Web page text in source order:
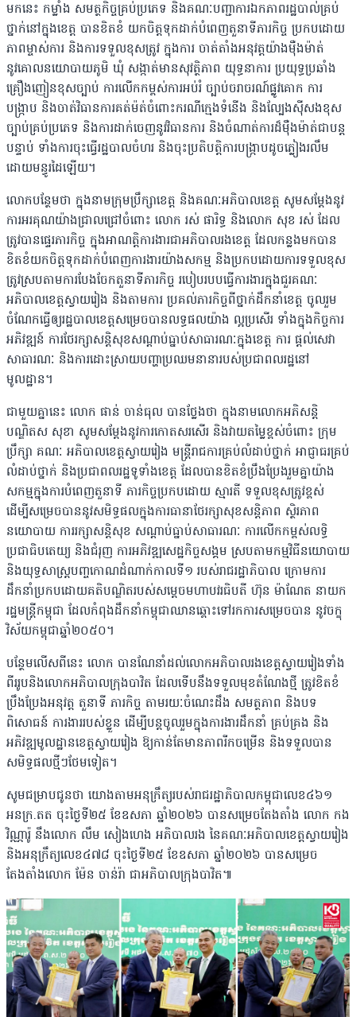
មកនេះ កម្លាំង សមត្ថកិច្ចគ្រប់ប្រភេទ និងគណៈបញ្ជាការឯកភាពរដ្ឋបាល់គ្រប់
ថ្នាក់នៅក្នុងខេត្ត បានខិតខំ យកចិត្តទុកដាក់បំពេញតួនាទីភារកិច្ច ប្រកបដោយ
ភាពម្ចាស់ការ និងការទទួលខុសត្រូវ ក្នុងការ ចាត់តាំងអនុវត្តយ៉ាងម៉ឺងម៉ាត់
នូវគោលនយោបាយភូមិ ឃុំ សង្កាត់មានសុវត្ថិភាព យុទ្ធនាការ ប្រយុទ្ធប្រឆាំង
គ្រឿងញៀនខុសច្បាប់ ការលើកកម្ពស់ការអប់រំ ច្បាប់ចរាចរណ៍ផ្លូវគោក ការ
បង្ក្រាប និងចាត់វិធានការគត់ម៉ត់ចំពោះករណីក្មេងទំនើង និងល្បែងស៊ីសងខុស
ច្បាប់គ្រប់ប្រភេទ និងការដាក់ចេញនូវវិធានការ និងចំណាត់ការដ៏ម៉ឺងម៉ាត់ជាបន្ត
បន្ទាប់ ទាំងការចុះធ្វើរដ្ឋបាលចំហរ និងចុះប្រតិបត្តិការបង្ក្រាបដូចភ្លៀងរលឹម
ដោយមន្ធូរដៃឡើយ។
លោកបន្ថែមថា ក្នុងនាមក្រុមប្រឹក្សាខេត្ត និងគណៈអភិបាលខេត្ត សូមសម្តែងនូវ
ការអរគុណយ៉ាងជ្រាលជ្រៅចំពោះ លោក រស់ ផារិទ្ធ និងលោក សុខ រស់ ដែល
ត្រូវបានផ្ទេរភារកិច្ច ក្នុងអាណត្តិការងារជាអភិបាលរងខេត្ត ដែលកន្លងមកបាន
ខិតខំយកចិត្តទុកដាក់បំពេញការងារយ៉ាងសកម្ម និងប្រកបដោយការទទួលខុស
ត្រូវស្របតាមការបែងចែកតួនាទីភារកិច្ច របៀបរបបធ្វើការងារក្នុងជួរគណៈ
អភិបាលខេត្តស្វាយរៀង និងតាមការ ប្រគល់ភារកិច្ចពីថ្នាក់ដឹកនាំខេត្ត ចូលរួម
ចំណែកធ្វើឲ្យរដ្ឋបាលខេត្តសម្រេចបានលទ្ធផលយ៉ាង ល្អប្រសើរ ទាំងក្នុងកិច្ចការ
អភិវឌ្ឍន៍ ការថែរក្សាសន្តិសុខសណ្តាប់ធ្នាប់សាធារណៈក្នុងខេត្ត ការ ផ្តល់សេវា
សាធារណៈ និងការដោះស្រាយបញ្ហាប្រឈមនានារបស់ប្រជាពលរដ្ឋនៅ
មូលដ្ឋាន។
ជាមួយគ្នានេះ លោក ផាន់ ចាន់ធុល បានថ្លែងថា ក្នុងនាមលោកអភិសន្តិ
បណ្ឌិតស សុខា សូមសម្តែងនូវការកោតសរសើរ និងវាយតម្លៃខ្ពស់ចំពោះ ក្រុម
ប្រឹក្សា គណៈ អភិបាលខេត្តស្វាយរៀង មន្ត្រីរាជការគ្រប់លំដាប់ថ្នាក់ អាជ្ញាធរគ្រប់
លំដាប់ថ្នាក់ និងប្រជាពលរដ្ឋទូទាំងខេត្ត ដែលបានខិតខំប្រឹងប្រែងរួមគ្នាយ៉ាង
សកម្មក្នុងការបំពេញតួនាទី ភារកិច្ចប្រកបដោយ ស្មារតី ទទួលខុសត្រូវខ្ពស់
ដើម្បីសម្រេចបាននូវសមិទ្ធផលក្នុងការធានាថែរក្សាសុខសន្តិភាព ស្ថិរភាព
នយោបាយ ការរក្សាសន្តិសុខ សណ្តាប់ធ្នាប់សាធារណៈ ការលើកកម្ពស់លទ្ធិ
ប្រជាធិបតេយ្យ និងជំរុញ ការអភិវឌ្ឍសេដ្ឋកិច្ចសង្គម ស្របតាមកម្មវិធីនយោបាយ
និងយុទ្ធសាស្ត្របញ្ចកោណដំណាក់កាលទី១ របស់រាជរដ្ឋាភិបាល ក្រោមការ
ដឹកនាំប្រកបដោយគតិបណ្ឌិតរបស់សម្តេចមហាបវរធិបតី ហ៊ុន ម៉ាណែត នាយក
រដ្ឋមន្ត្រីកម្ពុជា ដែលកំពុងដឹកនាំកម្ពុជាឈានឆ្ពោះទៅរកការសម្រេចបាន នូវចក្ខុ
វិស័យកម្ពុជាឆ្នាំ២០៥០។
បន្ថែមលើសពីនេះ លោក បានណែនាំដល់លោកអភិបាលរងខេត្តស្វាយរៀងទាំង
ពីររូបនិងលោកអភិបាលក្រុងបាវិត ដែលទើបនឹងទទួលមុខតំណែងថ្មី ត្រូវខិតខំ
ប្រឹងប្រែងអនុវត្ត តួនាទី ភារកិច្ច តាមរយៈចំណេះដឹង សមត្ថភាព និងបទ
ពិសោធន៍ ការងាររបស់ខ្លួន ដើម្បីបន្តចូលរួមក្នុងការងារដឹកនាំ គ្រប់គ្រង និង
អភិវឌ្ឍមូលដ្ឋានខេត្តស្វាយរៀង ឱ្យកាន់តែមានភាពរីកចម្រើន និងទទួលបាន
សមិទ្ធផលថ្មីៗថែមទៀត។
សូមជម្រាបជូនថា យោងតាមអនុក្រឹត្យរបស់រាជរដ្ឋាភិបាលកម្ពុជាលេខ៤៦១
អនក្រ.តត ចុះថ្ងៃទី២៥ ខែឧសភា ឆ្នាំ២០២៦ បានសម្រេចតែងតាំង លោក កង
វិណ្ណារ៉ូ នឹងលោក លឹម សៀងហេង អភិបាលរង នៃគណៈអភិបាលខេត្តស្វាយរៀង
និងអនុក្រឹត្យលេខ៤៧៨ ចុះថ្ងៃទី២៥ ខែឧសភា ឆ្នាំ២០២៦ បានសម្រេច
តែងតាំងលោក ម៉ែន ចាន់រ៉ា ជាអភិបាលក្រុងបាវិត៕